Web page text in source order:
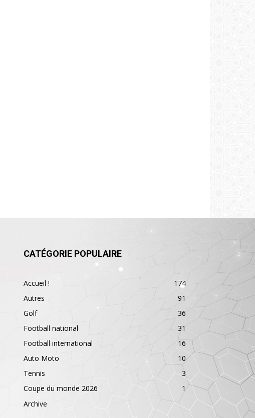
CATÉGORIE POPULAIRE
Accueil !
174
Autres
91
Golf
36
Football national
31
Football international
16
Auto Moto
10
Tennis
3
Coupe du monde 2026
1
Archive